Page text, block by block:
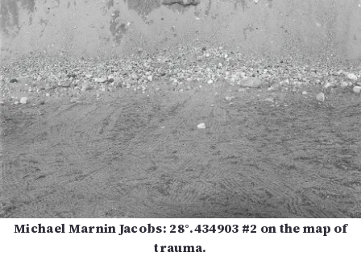
Michael Marnin Jacobs: 28°.434903 #2 on the map of
trauma.